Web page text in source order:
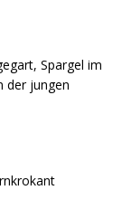
Spargel im
der jungen